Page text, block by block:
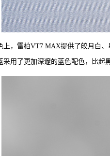
上，雷柏VT7 MAX提供了皎月白
采用了更加深邃的蓝色配色，比起